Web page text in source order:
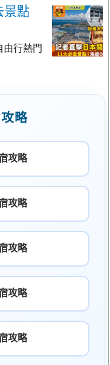
景點
行熱門
略
攻略
攻略
攻略
攻略
攻略